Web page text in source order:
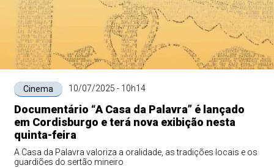
Cinema 10/07/2025 - 10h14
Documentário “A Casa da Palavra” é lançado
em Cordisburgo e terá nova exibição nesta
quinta-feira
A Casa da Palavra valoriza a oralidade, as tradições locais e os
guardiões do sertão mineiro